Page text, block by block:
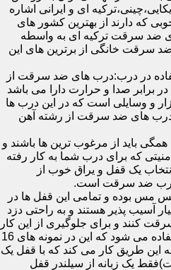
ای و ایرانی اشاره
که دارند از بهترین کشور های
ضد سرقت ترکیه ای به واسطه
سرقت خانگی از برترین های این
در درب:درب های ضد سرقت از
برابر صدا و حرارت دارا می باشد
و وسایلی است که در این درب ها
درب های ضد سرقت از رشته آهن
باید از مرغوب ترین ها باشند و
که برای درب شما به کار رفته
یک قفل و یراق خوب از
درب ضد سرقت است.
مس بوده و تمامی این قفل ها در
آسیب پذیر هستند و به راحتی دزد
کنند و برای جلوگیری از این کار
از قفل مولتی سیستم استفاده می شود که این در نمونه های 16
به این طریق کار می کند که با قفل یک
یک زبانه از سیلندر قفل